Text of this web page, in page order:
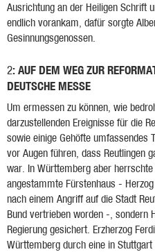
Ausrichtung an der Heiligen Schrift
endlich vorankam, dafür sorgte
Gesinnungsgenossen.
2: AUF DEM WEG ZUR
DEUTSCHE MESSE
Um ermessen zu können, wie
darzustellenden Ereignisse für die
sowie einige Gehöfte
vor Augen führen, dass Reutlingen
war. In Württemberg aber
angestammte Fürstenhaus -
nach einem Angriff auf die Stadt
Bund vertrieben worden -, sondern
Regierung gesichert. Erzherzog
Württemberg durch eine in